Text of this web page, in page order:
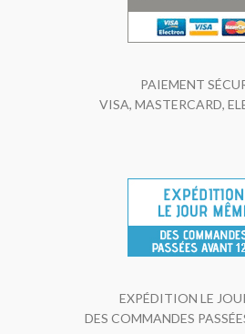
PAIEMENT
VISA, MASTERCARD,
EXPÉDITION LE
DES COMMANDES